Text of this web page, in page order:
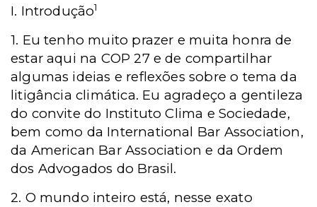
I. Introdução1
1. Eu tenho muito prazer e muita honra de
estar aqui na COP 27 e de compartilhar
algumas ideias e reflexões sobre o tema da
litigância climática. Eu agradeço a gentileza
do convite do Instituto Clima e Sociedade,
bem como da International Bar Association,
da American Bar Association e da Ordem
dos Advogados do Brasil.
2. O mundo inteiro está, nesse exato